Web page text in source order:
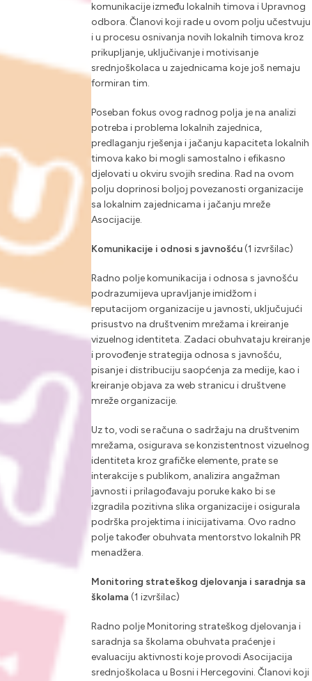
komunikacije između lokalnih timova i Upravnog
odbora. Članovi koji rade u ovom polju učestvuju
i u procesu osnivanja novih lokalnih timova kroz
prikupljanje, uključivanje i motivisanje
srednjoškolaca u zajednicama koje još nemaju
formiran tim.
Poseban fokus ovog radnog polja je na analizi
potreba i problema lokalnih zajednica,
predlaganju rješenja i jačanju kapaciteta lokalnih
timova kako bi mogli samostalno i efikasno
djelovati u okviru svojih sredina. Rad na ovom
polju doprinosi boljoj povezanosti organizacije
sa lokalnim zajednicama i jačanju mreže
Asocijacije.
Komunikacije i odnosi s javnošću(1 izvršilac)
Radno polje komunikacija i odnosa s javnošću
podrazumijeva upravljanje imidžom i
reputacijom organizacije u javnosti, uključujući
prisustvo na društvenim mrežama i kreiranje
vizuelnog identiteta. Zadaci obuhvataju kreiranje
i provođenje strategija odnosa s javnošću,
pisanje i distribuciju saopćenja za medije, kao i
kreiranje objava za web stranicu i društvene
mreže organizacije.
Uz to, vodi se računa o sadržaju na društvenim
mrežama, osigurava se konzistentnost vizuelnog
identiteta kroz grafičke elemente, prate se
interakcije s publikom, analizira angažman
javnosti i prilagođavaju poruke kako bi se
izgradila pozitivna slika organizacije i osigurala
podrška projektima i inicijativama. Ovo radno
polje također obuhvata mentorstvo lokalnih PR
menadžera.
Monitoring strateškog djelovanja i saradnja sa
školama (1 izvršilac)
Radno polje Monitoring strateškog djelovanja i
saradnja sa školama obuhvata praćenje i
evaluaciju aktivnosti koje provodi Asocijacija
srednjoškolaca u Bosni i Hercegovini. Članovi koji